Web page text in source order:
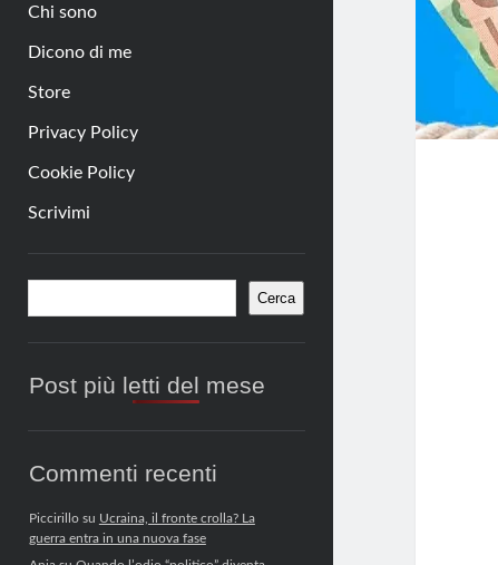
Chi sono
Dicono di me
Store
Privacy Policy
Cookie Policy
Scrivimi
Barra
laterale
Cerca
Post più letti del mese
Commenti recenti
Piccirillosu Ucraina, il fronte crolla? La
guerra entra in una nuova fase